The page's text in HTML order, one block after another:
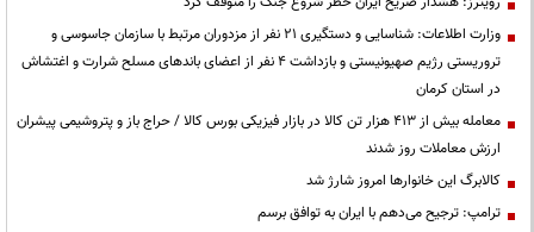
وزارت اطلاعات: شناسایی و دستگیری ۲۱ نفر از مزدوران مرتبط با سازمان جاسوسی و
تروریستی رژیم صهیونیستی و بازداشت ۴ نفر از اعضای باندهای مسلح شرارت و اغتشاش
در استان کرمان
معامله بیش از ۴۱۳ هزار تن کالا در بازار فیزیکی بورس کالا / حراج باز و پتروشیمی پیشران
ارزش معاملات روز شدند
کالابرگ این خانوارها امروز شارژ شد
ترامپ: ترجیح می‌دهم با ایران به توافق برسم